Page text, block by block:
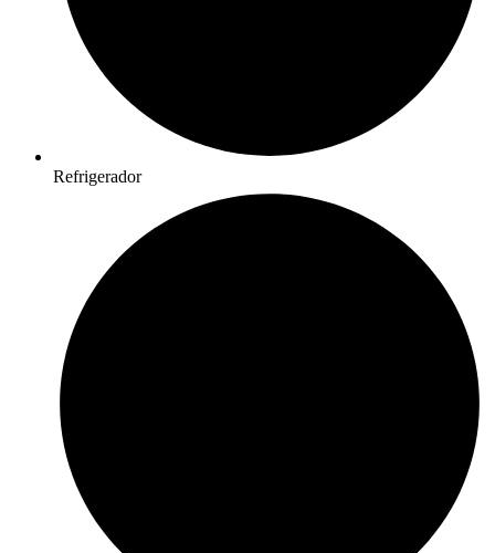
Refrigerador